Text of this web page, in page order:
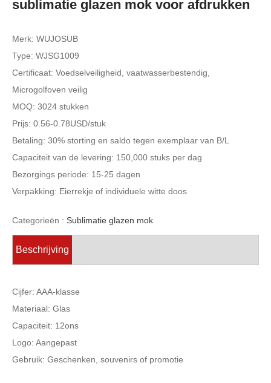
sublimatie glazen mok voor afdrukken
Merk: WUJOSUB
Type: WJSG1009
Certificaat: Voedselveiligheid, vaatwasserbestendig,
Microgolfoven veilig
MOQ: 3024 stukken
Prijs: 0.56-0.78USD/stuk
Betaling: 30% storting en saldo tegen exemplaar van B/L
Capaciteit van de levering: 150,000 stuks per dag
Bezorgings periode: 15-25 dagen
Verpakking: Eierrekje of individuele witte doos
Categorieën : Sublimatie glazen mok
Beschrijving
Cijfer: AAA-klasse
Materiaal: Glas
Capaciteit: 12ons
Logo: Aangepast
Gebruik: Geschenken, souvenirs of promotie